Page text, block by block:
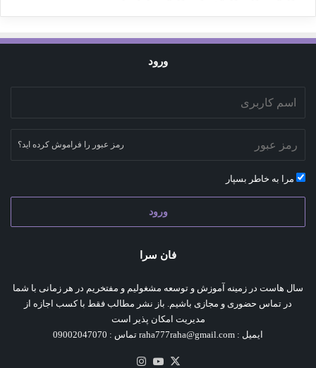
ورود
رمز عبور را فراموش کرده اید؟
مرا به خاطر بسپار
ورود
فان سرا
سال هاست در زمینه آموزش و توسعه مشغولیم و مفتخریم در هر زمانی با شما
در تماس حضوری و مجازی باشیم. باز نشر مطالب فقط با کسب اجازه از
مدیریت امکان پذیر است
ایمیل : raha777raha@gmail.com تماس : 09002047070
X یوتیوب